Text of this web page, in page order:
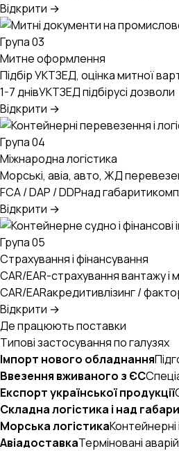
Відкрити →
Група 03
Митне оформлення
Підбір УКТЗЕД, оцінка митної
1-7 днівУКТЗЕД підбірусі дозволи
Відкрити →
Група 04
Міжнародна логістика
Морські, авіа, авто, ЖД
FCA / DAP / DDPнад габарити
Відкрити →
Група 05
Страхування і фінансування
CAR/EAR-страхування вантажу і
CAR/EARакредитивлізинг /
Відкрити →
Де працюють поставки
Типові застосування по галузях
Імпорт нового обладнання
Ввезення вживаного з ЄС
Експорт української продукції
Складна логістика і над
Морська логістикаКонтейнерні
АвіадоставкаТерміновані